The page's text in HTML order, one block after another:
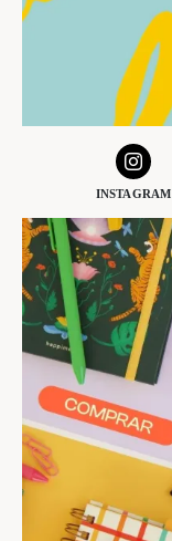
INSTAGRAM